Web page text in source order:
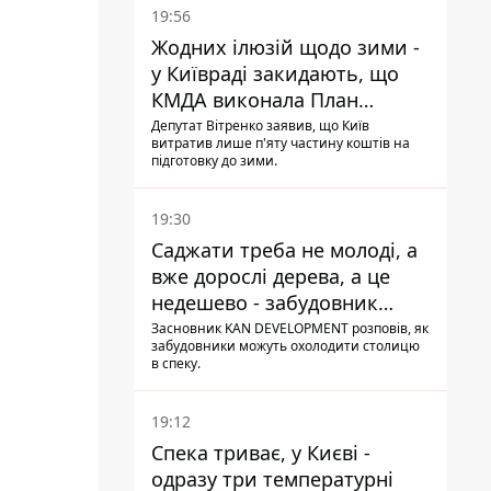
19:56
Жодних ілюзій щодо зими -
у Київраді закидають, що
КМДА виконала План
стійкості на 20%
Депутат Вітренко заявив, що Київ
витратив лише п'яту частину коштів на
підготовку до зими.
19:30
Саджати треба не молоді, а
вже дорослі дерева, а це
недешево - забудовник
Ніконов
Засновник KAN DEVELOPMENT розповів, як
забудовники можуть охолодити столицю
в спеку.
19:12
Спека триває, у Києві -
одразу три температурні